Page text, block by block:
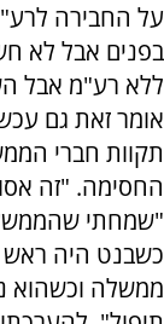
על החבירה
בפנים אבל לא
ללא רע"מ אבל
אומר זאת גם
תקוות חברי
החסימה. "זה
"שמחתי
כשבנט היה ראש
ממשלה וכשהוא